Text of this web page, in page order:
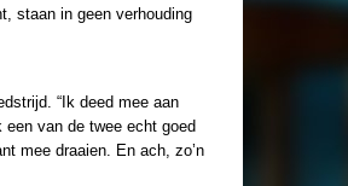
staan in geen verhouding
“Ik deed mee aan
van de twee echt goed
mee draaien. En ach, zo’n